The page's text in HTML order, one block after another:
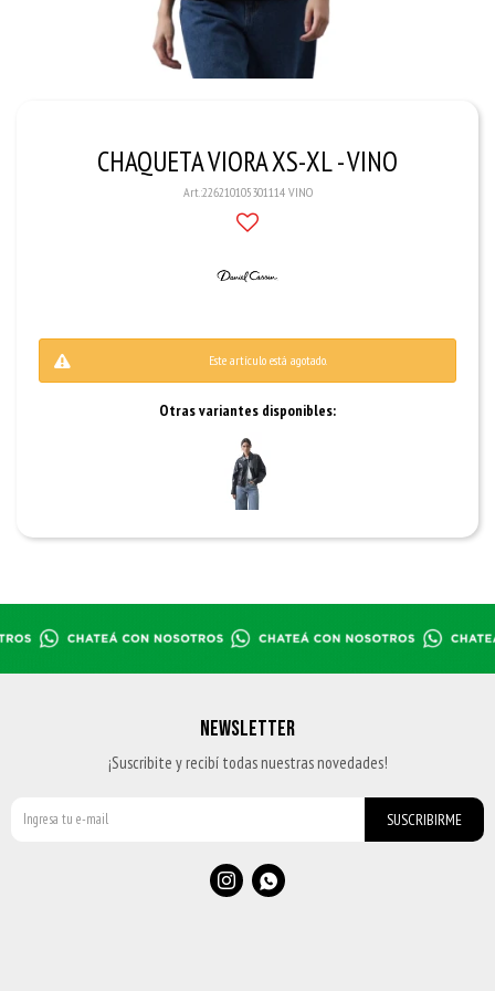
CHAQUETA VIORA XS-XL - VINO
226210105301114 VINO
Este artículo está agotado.
Otras variantes disponibles:
NEWSLETTER
¡Suscribite y recibí todas nuestras novedades!
SUSCRIBIRME
 